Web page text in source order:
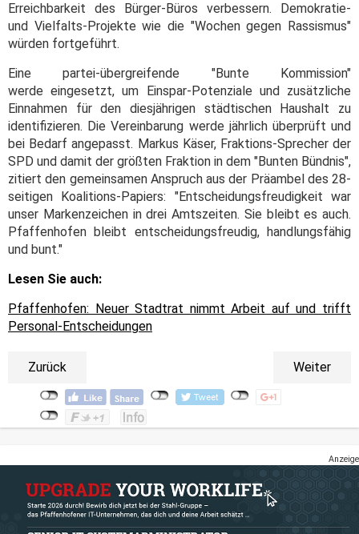
Erreichbarkeit des Bürger-Büros verbessern. Demokratie-
und Vielfalts-Projekte wie die "Wochen gegen Rassismus"
würden fortgeführt.
Eine partei-übergreifende "Bunte Kommission"
werde eingesetzt, um Einspar-Potenziale und zusätzliche
Einnahmen für den diesjährigen städtischen Haushalt zu
identifizieren. Die Vereinbarung werde jährlich überprüft und
bei Bedarf angepasst. Markus Käser, Fraktions-Sprecher der
SPD und damit der größten Fraktion in dem "Bunten Bündnis",
zitiert den gemeinsamen Anspruch aus der Präambel des 28-
seitigen Koalitions-Papiers: "Entscheidungsfreudigkeit war
unser Markenzeichen in drei Amtszeiten. Sie bleibt es auch.
Pfaffenhofen bleibt entscheidungsfreudig, handlungsfähig
und bunt."
Lesen Sie auch:
Pfaffenhofen: Neuer Stadtrat nimmt Arbeit auf und trifft
Personal-Entscheidungen
Zurück Weiter
Anzeige